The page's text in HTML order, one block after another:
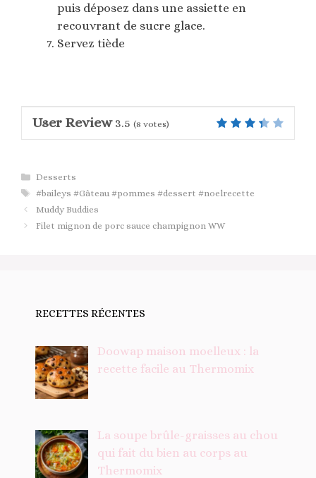
puis déposez dans une assiette en
recouvrant de sucre glace.
Servez tiède
User Review 3.5 (8 votes)
Catégories
Desserts
Étiquettes
#baileys #Gâteau #pommes #dessert #noelrecette
Muddy Buddies
Filet mignon de porc sauce champignon WW
RECETTES RÉCENTES
Doowap maison moelleux : la
recette facile au Thermomix
La soupe brûle-graisses au chou
qui fait du bien au corps au
Thermomix